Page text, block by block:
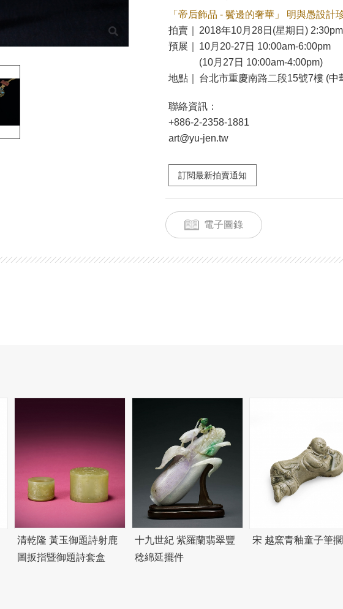
「帝后飾品 - 鬢邊的奢華」 明與愚設計
拍賣｜
2018年10月28日(星期日) 2:30pm
預展｜
10月20-27日 10:00am-6:00pm
(10月27日 10:00am-4:00pm)
地點｜
台北市重慶南路二段15號7樓 (中
聯絡資訊：
+886-2-2358-1881
art@yu-jen.tw
訂閱最新拍賣通知
電子圖錄
清乾隆 黃玉御題詩射鹿
圖扳指暨御題詩套盒
十九世紀 紫羅蘭翡翠豐
稔綿延擺件
宋 越窯青釉童子筆擱